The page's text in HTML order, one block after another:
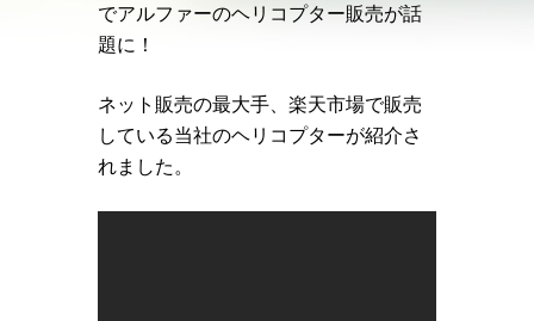
でアルファーのヘリコプター販売が話
題に！
ネット販売の最大手、楽天市場で販売
している当社のヘリコプターが紹介さ
れました。